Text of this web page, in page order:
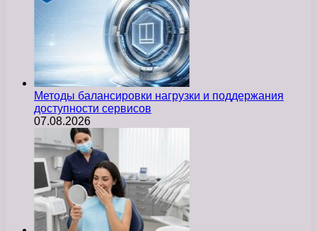
Методы балансировки нагрузки и поддержания
доступности сервисов
07.08.2026